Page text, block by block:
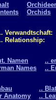
Orchids
Verwandtschaft:
Relationship:
Namen
Names
..
..
Anatomy
..
..